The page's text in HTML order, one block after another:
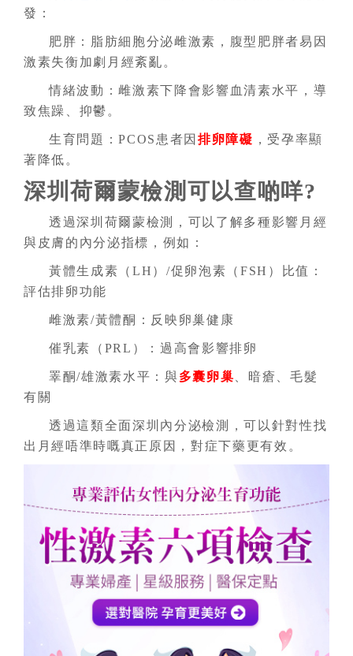
發：
肥胖：脂肪細胞分泌雌激素，腹型肥胖者易因
激素失衡加劇月經紊亂。
情緒波動：雌激素下降會影響血清素水平，導
致焦躁、抑鬱。
生育問題：PCOS患者因排卵障礙 ，受孕率顯
著降低。
深圳荷爾蒙檢測可以查啲咩?
透過深圳荷爾蒙檢測，可以了解多種影響月經
與皮膚的內分泌指標，例如：
黃體生成素（LH）/促卵泡素（FSH）比值：
評估排卵功能
雌激素/黃體酮：反映卵巢健康
催乳素（PRL）：過高會影響排卵
睪酮/雄激素水平：與多囊卵巢 、暗瘡、毛髮
有關
透過這類全面深圳內分泌檢測，可以針對性找
出月經唔準時嘅真正原因，對症下藥更有效。